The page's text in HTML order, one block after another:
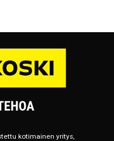
kotimainen yritys,